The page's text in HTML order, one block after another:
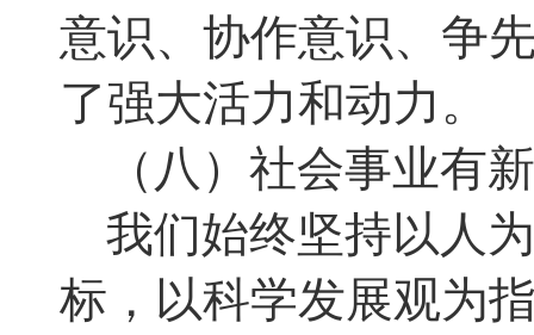
意识、协作意识、争
了强大活力和动力 。
（八）社会事业有
我们始终坚持以人
标，以科学发展观为